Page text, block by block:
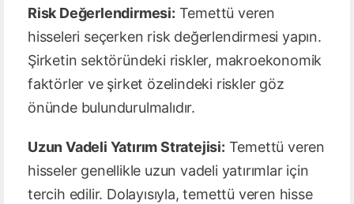
Risk Değerlendirmesi: Temettü veren
hisseleri seçerken risk değerlendirmesi yapın.
Şirketin sektöründeki riskler, makroekonomik
faktörler ve şirket özelindeki riskler göz
önünde bulundurulmalıdır.
Uzun Vadeli Yatırım Stratejisi: Temettü veren
hisseler genellikle uzun vadeli yatırımlar için
tercih edilir. Dolayısıyla, temettü veren hisse